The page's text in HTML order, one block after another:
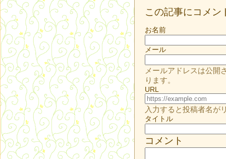
この記事にコメン
お名前
メール
メールアドレスは公開
ります。
URL
入力すると投稿者名が
タイトル
コメント